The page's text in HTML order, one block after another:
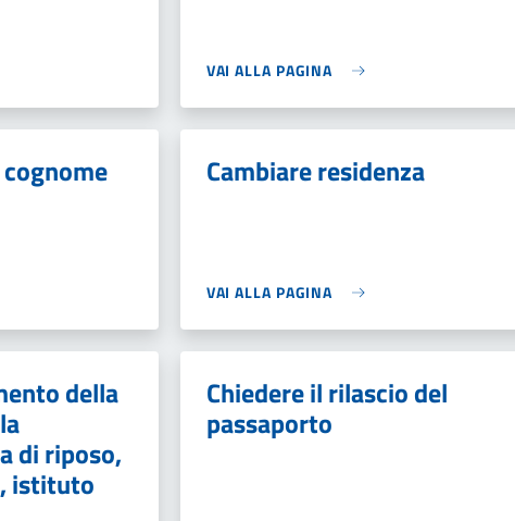
VAI ALLA PAGINA
Cambiare residenza
VAI ALLA PAGINA
della
di riposo,
istituto
Chiedere il rilascio del
passaporto